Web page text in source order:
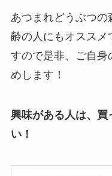
あつまれどうぶつ
齢の人にもオススメ
すので是非、ご自身
めします！
興味がある人は、買
い！